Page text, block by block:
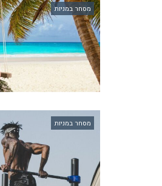
מסחר במניות
מסחר במניות